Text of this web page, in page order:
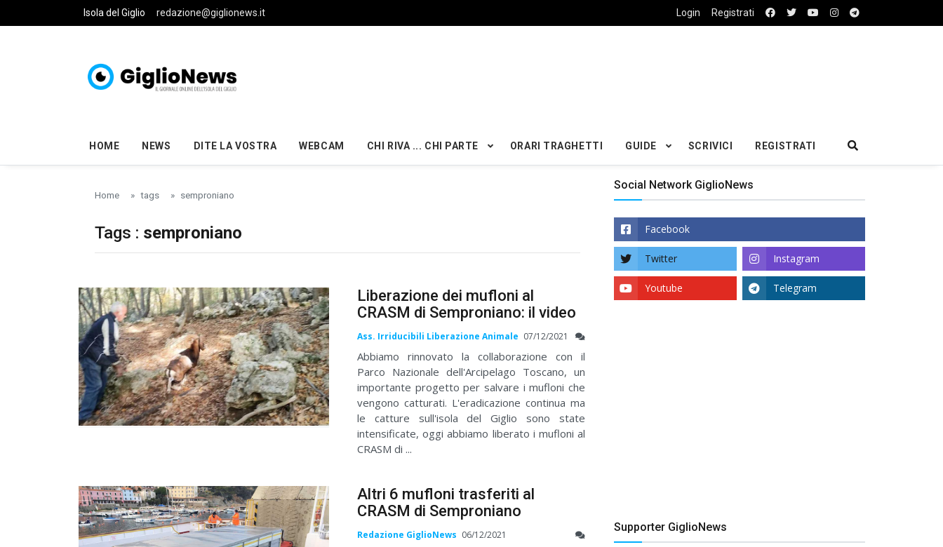
Skip to main content
Isola del Giglio redazione@giglionews.it Login Registrati
HOME NEWS DITE LA VOSTRA WEBCAM CHI RIVA ... CHI PARTE ORARI TRAGHETTI GUIDE SCRIVICI REGISTRATI
Home tags semproniano
Tags : semproniano
Liberazione dei mufloni al
CRASM di Semproniano: il video
Ass. Irriducibili Liberazione Animale 07/12/2021
Abbiamo rinnovato la collaborazione con il
Parco Nazionale dell'Arcipelago Toscano, un
importante progetto per salvare i mufloni che
vengono catturati. L'eradicazione continua ma
le catture sull'isola del Giglio sono state
intensificate, oggi abbiamo liberato i mufloni al
CRASM di ...
Altri 6 mufloni trasferiti al
CRASM di Semproniano
Redazione GiglioNews 06/12/2021
Social Network GiglioNews
Facebook
Twitter Instagram
Youtube Telegram
Supporter GiglioNews